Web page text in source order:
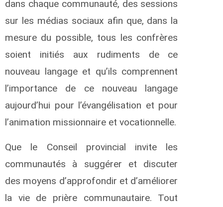
dans chaque communauté, des sessions
sur les médias sociaux afin que, dans la
mesure du possible, tous les confrères
soient initiés aux rudiments de ce
nouveau langage et qu’ils comprennent
l’importance de ce nouveau langage
aujourd’hui pour l’évangélisation et pour
l’animation missionnaire et vocationnelle.
Que le Conseil provincial invite les
communautés à suggérer et discuter
des moyens d’approfondir et d’améliorer
la vie de prière communautaire. Tout